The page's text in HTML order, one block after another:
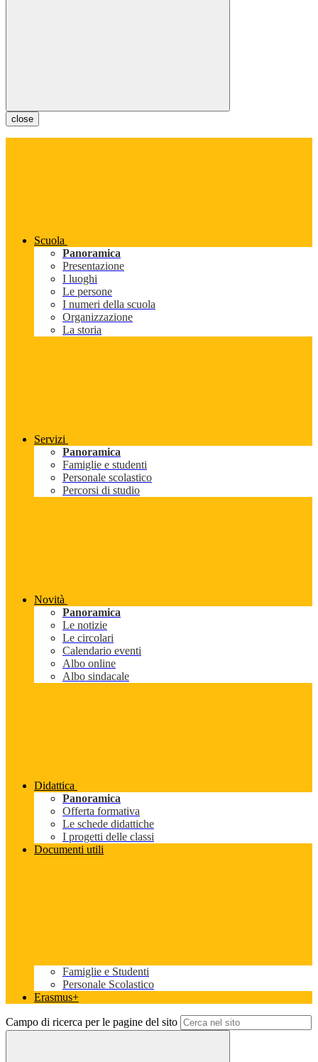
close
Scuola
Panoramica
Presentazione
I luoghi
Le persone
I numeri della scuola
Organizzazione
La storia
Servizi
Panoramica
Famiglie e studenti
Personale scolastico
Percorsi di studio
Novità
Panoramica
Le notizie
Le circolari
Calendario eventi
Albo online
Albo sindacale
Didattica
Panoramica
Offerta formativa
Le schede didattiche
I progetti delle classi
Documenti utili
Famiglie e Studenti
Personale Scolastico
Erasmus+
Campo di ricerca per le pagine del sito